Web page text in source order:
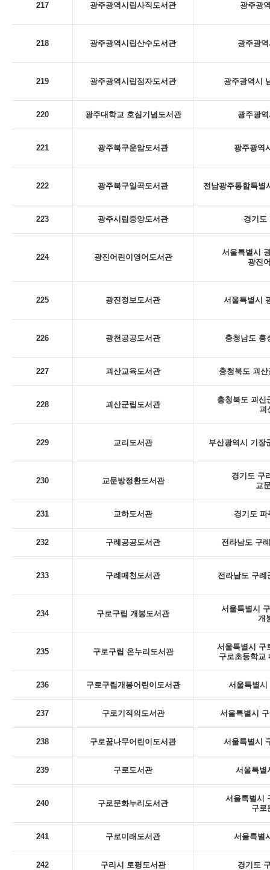
217 광주광역시립사직도서관 광주광
218 광주광역시립산수도서관 광주광
219 광주광역시립점자도서관 광주광역시
220 광주대학교 호심기념도서관 광주광
221 광주북구운암도서관 광주광역
222 광주북구일곡도서관 전남광주통합특별
223 광주시립중앙도서관 경기도
224 광진어린이영어도서관
서울특별시
광진
225 광진정보도서관 서울특별시
226 광천공공도서관 충청남도 홍
227 괴산교육도서관 충청북도 괴
228 괴산군립도서관
충청북도 괴산
괴
229 교리도서관 부산광역시 기장
230 교문방정환도서관
경기도 구
교
231 교하도서관 경기도 파
232 구례공공도서관 전라남도 구
233 구례매천도서관 전라남도 구례
234 구로구립 개봉도서관
서울특별시
개
235 구로구립 온누리도서관
서울특별시 구
구로초등학교
236 구로구립개봉어린이도서관 서울특별시
237 구로기적의도서관 서울특별시
238 구로꿈나무어린이도서관 서울특별시
239 구로도서관 서울특별
240 구로문화누리도서관
서울특별시
구로
241 구로미래도서관 서울특별
242 구리시 토평도서관 경기도